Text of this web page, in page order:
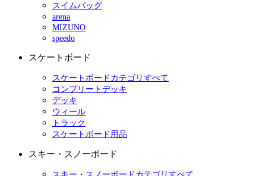
スイムバッグ
arena
MIZUNO
speedo
スケートボード
スケートボードカテゴリすべて
コンプリートデッキ
デッキ
ウィール
トラック
スケートボード用品
スキー・スノーボード